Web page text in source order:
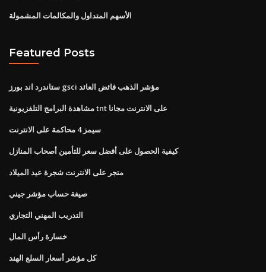
الأسهم المتداول والمكالمات المشمولة
Featured Posts
ستاندرد اند بورز gsci مؤشر الذهب فائض العائد
مشاهدة البرامج التلفزيونية tnt على الانترنت مجانا
سيمز 4 محاكمة على الانترنت
كيفية الحصول على أفضل سعر للتأمين أصحاب المنازل
متجر على الانترنت شجرة عيد الميلاد
صيغة حساب مؤشر جيني
التدريب المهني التجاري
خسارة رأس المال
كل مؤشر أسعار السلع الهند